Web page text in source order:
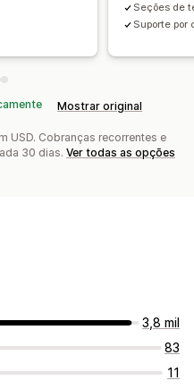
Localização
móveis
e dicas
Seções de
Suporte por
Mostrar original
USD. Cobranças recorrentes e
30 dias. Ver todas as opções
3,8 mil
83
11